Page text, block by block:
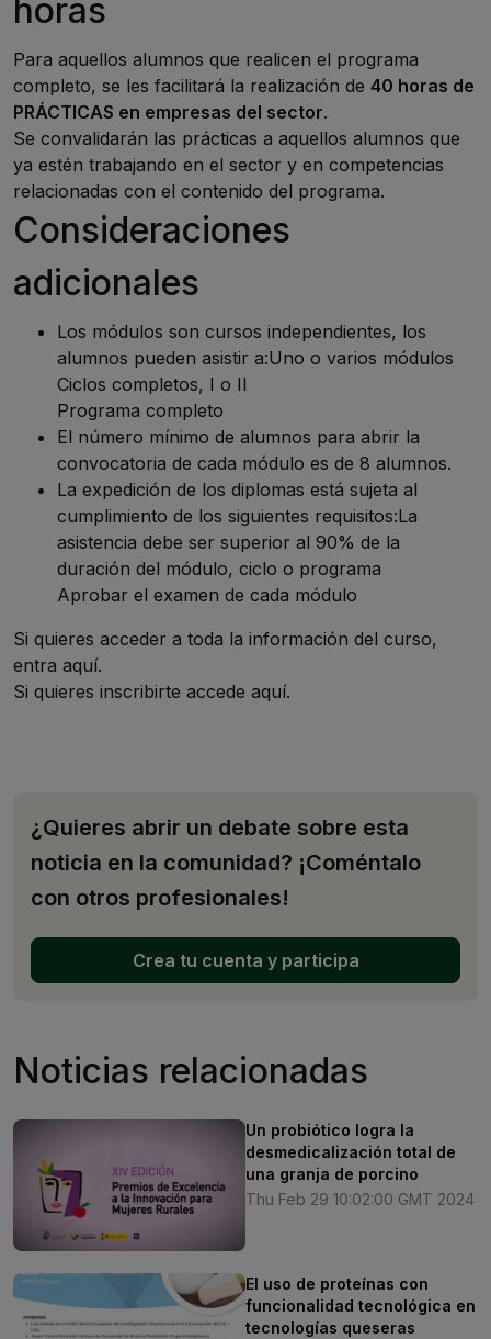
horas
Para aquellos alumnos que realicen el programa
completo, se les facilitará la realización de 40 horas de
PRÁCTICAS en empresas del sector.
Se convalidarán las prácticas a aquellos alumnos que
ya estén trabajando en el sector y en competencias
relacionadas con el contenido del programa.
Consideraciones
adicionales
Los módulos son cursos independientes, los
alumnos pueden asistir a:Uno o varios módulos
Ciclos completos, I o II
Programa completo
El número mínimo de alumnos para abrir la
convocatoria de cada módulo es de 8 alumnos.
La expedición de los diplomas está sujeta al
cumplimiento de los siguientes requisitos:La
asistencia debe ser superior al 90% de la
duración del módulo, ciclo o programa
Aprobar el examen de cada módulo
Si quieres acceder a toda la información del curso,
entra aquí.
Si quieres inscribirte accede aquí.
¿Quieres abrir un debate sobre esta
noticia en la comunidad? ¡Coméntalo
con otros profesionales!
Crea tu cuenta y participa
Noticias relacionadas
Un probiótico logra la
desmedicalización total de
una granja de porcino
Thu Feb 29 10:02:00 GMT 2024
El uso de proteínas con
funcionalidad tecnológica en
tecnologías queseras